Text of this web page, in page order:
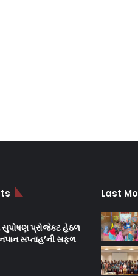
સુપોષણ પ્રોજેક્ટ હેઠળ
સપ્તાહ’ની સફળ
Last